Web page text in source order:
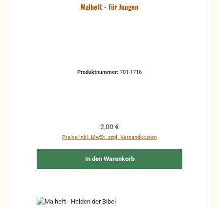
Malheft - für Jungen
Produktnummer: 701-1716
Regulärer Preis:
2,00 €
Preise inkl. MwSt. zzgl. Versandkosten
In den Warenkorb